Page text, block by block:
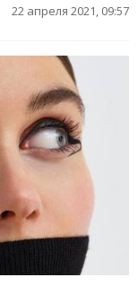
22 апреля 2021, 09:57